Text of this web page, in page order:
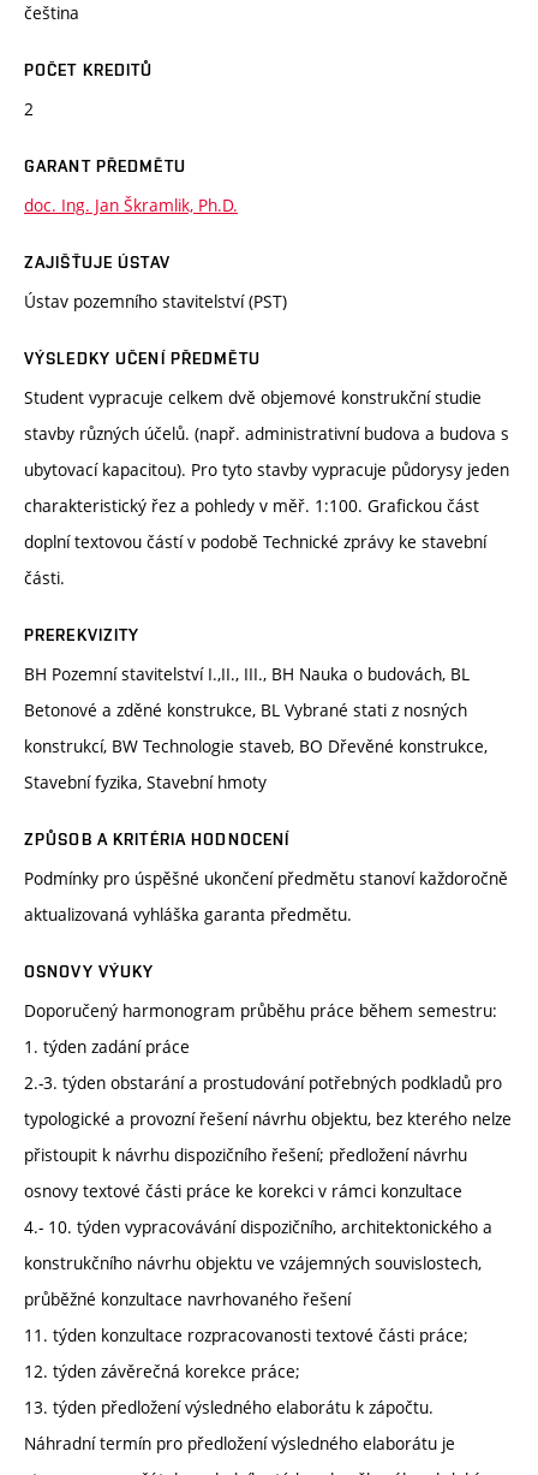
čeština
POČET KREDITŮ
2
GARANT PŘEDMĚTU
doc. Ing. Jan Škramlik, Ph.D.
ZAJIŠŤUJE ÚSTAV
Ústav pozemního stavitelství (PST)
VÝSLEDKY UČENÍ PŘEDMĚTU
Student vypracuje celkem dvě objemové konstrukční studie
stavby různých účelů. (např. administrativní budova a budova s
ubytovací kapacitou). Pro tyto stavby vypracuje půdorysy jeden
charakteristický řez a pohledy v měř. 1:100. Grafickou část
doplní textovou částí v podobě Technické zprávy ke stavební
části.
PREREKVIZITY
BH Pozemní stavitelství I.,II., III., BH Nauka o budovách, BL
Betonové a zděné konstrukce, BL Vybrané stati z nosných
konstrukcí, BW Technologie staveb, BO Dřevěné konstrukce,
Stavební fyzika, Stavební hmoty
ZPŮSOB A KRITÉRIA HODNOCENÍ
Podmínky pro úspěšné ukončení předmětu stanoví každoročně
aktualizovaná vyhláška garanta předmětu.
OSNOVY VÝUKY
Doporučený harmonogram průběhu práce během semestru:
1. týden zadání práce
2.-3. týden obstarání a prostudování potřebných podkladů pro
typologické a provozní řešení návrhu objektu, bez kterého nelze
přistoupit k návrhu dispozičního řešení; předložení návrhu
osnovy textové části práce ke korekci v rámci konzultace
4.- 10. týden vypracovávání dispozičního, architektonického a
konstrukčního návrhu objektu ve vzájemných souvislostech,
průběžné konzultace navrhovaného řešení
11. týden konzultace rozpracovanosti textové části práce;
12. týden závěrečná korekce práce;
13. týden předložení výsledného elaborátu k zápočtu.
Náhradní termín pro předložení výsledného elaborátu je